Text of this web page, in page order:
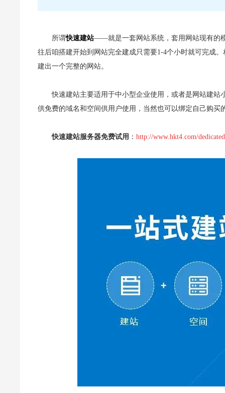
所谓快速建站——就是一套网站系统，套用网站现有的
往后咱搭建开始到网站完全建成只需要1-4个小时就可完成
建出一个完整的网站。
快速建站主要适用于中小型企业使用，或者是网站建
供免费的域名和空间供用户使用，当然也可以绑定自己购买
快速建站服务器免费试用 ： http://www.hkt4.com/